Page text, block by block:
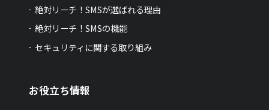
絶対リーチ！SMSが選ばれる理由
絶対リーチ！SMSの機能
セキュリティに関する取り組み
お役立ち情報